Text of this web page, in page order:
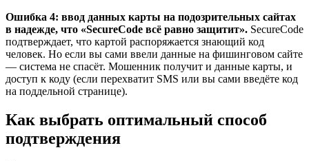
Ошибка 4: ввод данных карты на подозрительных сайтах
в надежде, что «SecureCode всё равно защитит». SecureCode
подтверждает, что картой распоряжается знающий код
человек. Но если вы сами ввели данные на фишинговом сайте
— система не спасёт. Мошенник получит и данные карты, и
доступ к коду (если перехватит SMS или вы сами введёте код
на поддельной странице).
Как выбрать оптимальный способ
подтверждения